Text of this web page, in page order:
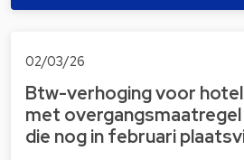
02/03/26
Btw-verhoging voor
met
die nog in februari